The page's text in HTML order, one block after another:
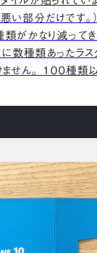
い部分だけです。
がかなり減ってき
数種類あったラス
ません。 100種類